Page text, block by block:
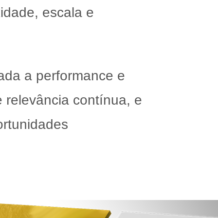
escala e
a performance e
relevância contínua, e